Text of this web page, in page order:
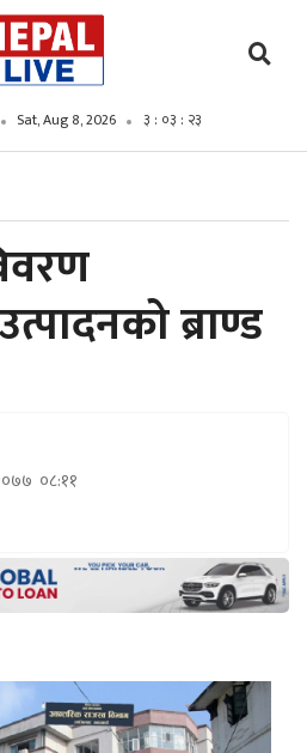
Sat, Aug 8, 2026 ३ : ०३ : २५
ब्राण्ड
०८:११